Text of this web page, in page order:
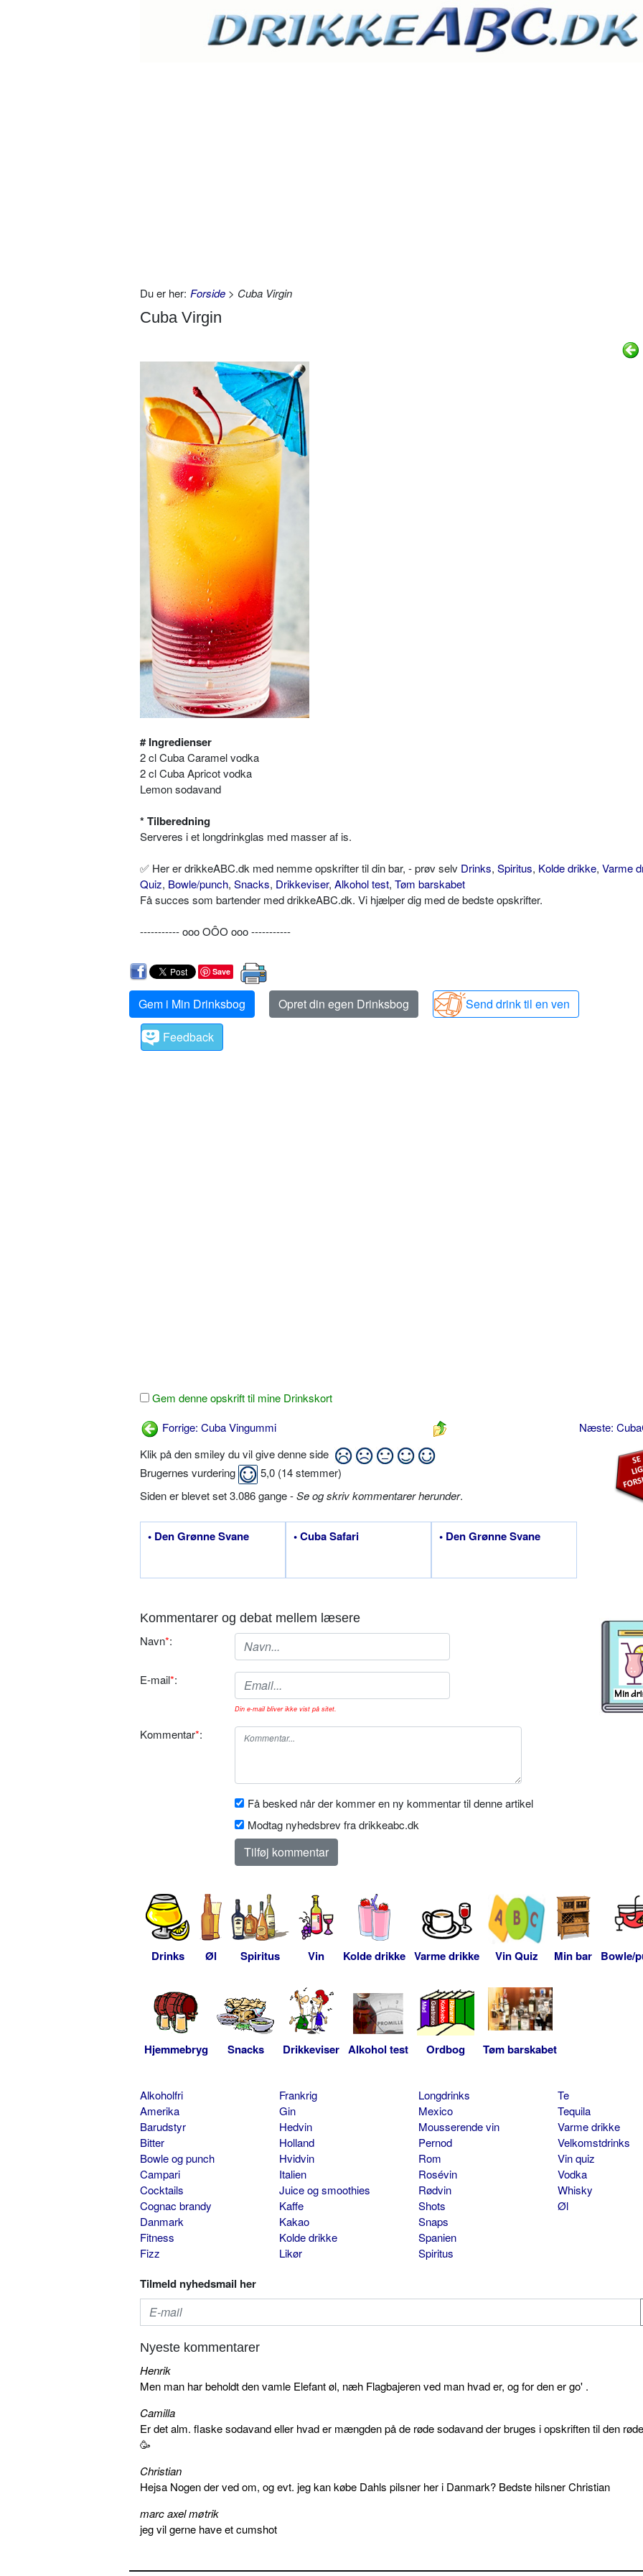
Du er her: Forside > Cuba Virgin
Cuba Virgin
# Ingredienser
2 cl Cuba Caramel vodka
2 cl Cuba Apricot vodka
Lemon sodavand
* Tilberedning
Serveres i et longdrinkglas med masser af is.
✅ Her er drikkeABC.dk med nemme opskrifter til din bar, - prøv selv Drinks, Spiritus, Kolde drikke, Varme
Quiz, Bowle/punch, Snacks, Drikkeviser, Alkohol test, Tøm barskabet
Få succes som bartender med drikkeABC.dk. Vi hjælper dig med de bedste opskrifter.
----------- ooo OÔO ooo -----------
Save
Gem i Min Drinksbog Opret din egen Drinksbog
Send drink til en ven
Feedback
Gem denne opskrift til mine Drinkskort
Forrige: Cuba Vingummi
Næste:
Klik på den smiley du vil give denne side
Brugernes vurdering
5,0 (14stemmer)
Siden er blevet set 3.086 gange -Se og skriv kommentarer herunder.
• Den Grønne Svane • Cuba Safari • Den Grønne Svane
Kommentarer og debat mellem læsere
Navn*:
E-mail*:
Din e-mail bliver ikke vist på sitet.
Kommentar*:
Få besked når der kommer en ny kommentar til denne artikel
Modtag nyhedsbrev fra drikkeabc.dk
Drinks Øl Spiritus Vin Kolde drikke Varme drikke Vin Quiz Min bar Bowle/
Hjemmebryg Snacks Drikkeviser Alkohol test Ordbog Tøm barskabet
Alkoholfri
Amerika
Barudstyr
Bitter
Bowle og punch
Campari
Cocktails
Cognac brandy
Danmark
Fitness
Fizz
Frankrig
Gin
Hedvin
Holland
Hvidvin
Italien
Juice og smoothies
Kaffe
Kakao
Kolde drikke
Likør
Longdrinks
Mexico
Mousserende vin
Pernod
Rom
Rosévin
Rødvin
Shots
Snaps
Spanien
Spiritus
Te
Tequila
Varme drikke
Velkomstdrinks
Vin quiz
Vodka
Whisky
Øl
Tilmeld nyhedsmail her
Nyeste kommentarer
Henrik
Men man har beholdt den vamle Elefant øl, næh Flagbajeren ved man hvad er, og for den er go' .
Camilla
Er det alm. flaske sodavand eller hvad er mængden på de røde sodavand der bruges i opskriften til den
🥳
Christian
Hejsa Nogen der ved om, og evt. jeg kan købe Dahls pilsner her i Danmark? Bedste hilsner Christian
marc axel møtrik
jeg vil gerne have et cumshot